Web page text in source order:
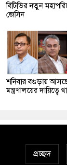
বিটিভির নতুন
জেসিন
শনিবার বগুড়ায়
মন্ত্রণালয়ের দায়িত্বে
প্রচ্ছদ